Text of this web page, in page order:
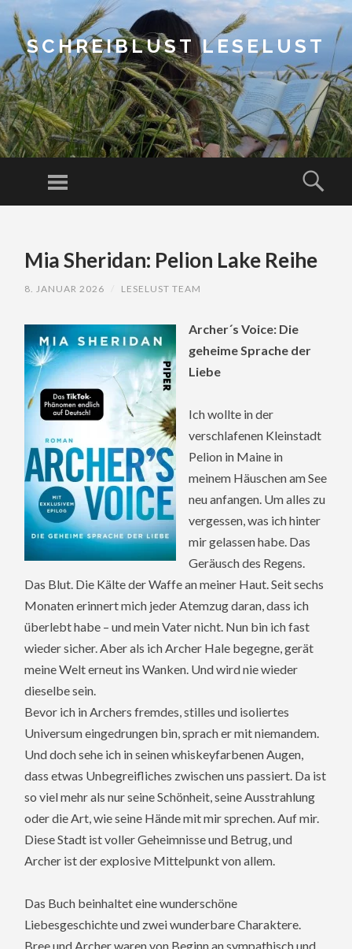
SCHREIBLUST LESELUST
Menu
CONTENTMia Sheridan: Pelion Lake Reihe
8. JANUAR 2026 LESELUST TEAM
Archer´s Voice: Die
geheime Sprache der
Liebe
Ich wollte in der
verschlafenen Kleinstadt
Pelion in Maine in
meinem Häuschen am See
neu anfangen. Um alles zu
vergessen, was ich hinter
mir gelassen habe. Das
Geräusch des Regens.
Das Blut. Die Kälte der Waffe an meiner Haut. Seit sechs
Monaten erinnert mich jeder Atemzug daran, dass ich
überlebt habe – und mein Vater nicht. Nun bin ich fast
wieder sicher. Aber als ich Archer Hale begegne, gerät
meine Welt erneut ins Wanken. Und wird nie wieder
dieselbe sein.
Bevor ich in Archers fremdes, stilles und isoliertes
Universum eingedrungen bin, sprach er mit niemandem.
Und doch sehe ich in seinen whiskeyfarbenen Augen,
dass etwas Unbegreifliches zwischen uns passiert. Da ist
so viel mehr als nur seine Schönheit, seine Ausstrahlung
oder die Art, wie seine Hände mit mir sprechen. Auf mir.
Diese Stadt ist voller Geheimnisse und Betrug, und
Archer ist der explosive Mittelpunkt von allem.
Das Buch beinhaltet eine wunderschöne
Liebesgeschichte und zwei wunderbare Charaktere.
Bree und Archer waren von Beginn an sympathisch und